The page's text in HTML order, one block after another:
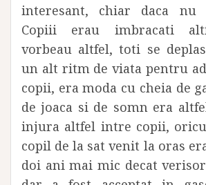
interesant, chiar daca nu
Copiii erau imbracati
vorbeau altfel, toti se
un alt ritm de viata pentru
copii, era moda cu cheia de
de joaca si de somn era
injura altfel intre copii,
copil de la sat venit la oras
doi ani mai mic decat